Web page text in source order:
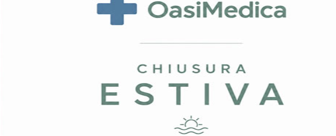
trovato il prodotto
trovi un prodotto specifico o hai qualche richiesta particolare, non